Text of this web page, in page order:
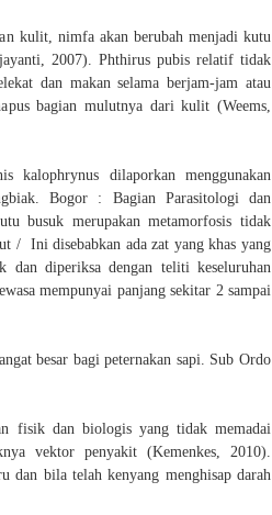
kulit, nimfa akan berubah menjadi kutu
2007). Phthirus pubis relatif tidak
dan makan selama berjam-jam atau
bagian mulutnya dari kulit (Weems,
dilaporkan menggunakan
Bogor : Bagian Parasitologi dan
busuk merupakan metamorfosis tidak
/ Ini disebabkan ada zat yang khas yang
diperiksa dengan teliti keseluruhan
mempunyai panjang sekitar 2 sampai
besar bagi peternakan sapi. Sub Ordo
fisik dan biologis yang tidak memadai
vektor penyakit (Kemenkes, 2010).
dan bila telah kenyang menghisap darah